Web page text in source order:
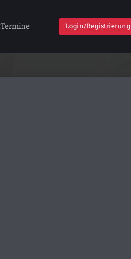
Termine Login/Registrierung